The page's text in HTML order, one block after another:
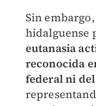
Sin
hidalguense
eutanasia
reconocida
federal ni